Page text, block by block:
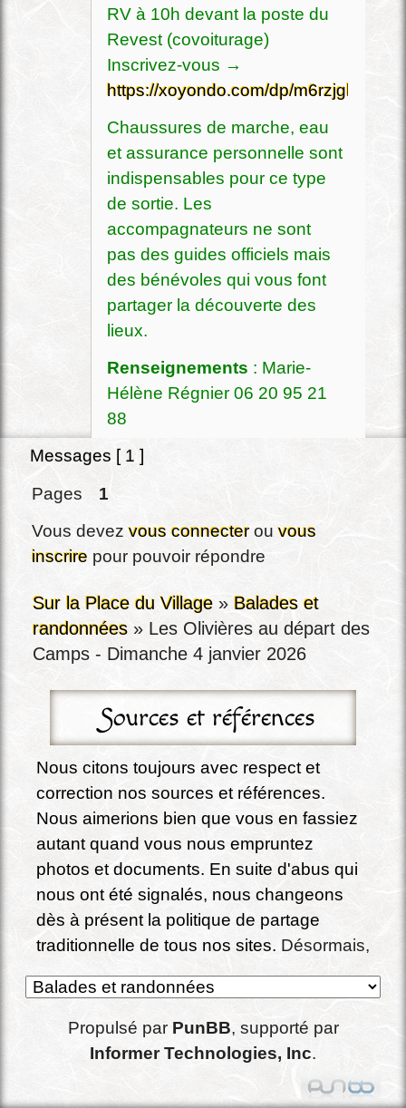
RV à 10h devant la poste du
Revest (covoiturage)
Inscrivez-vous →
https://xoyondo.com/dp/
Chaussures de marche, eau
et assurance personnelle sont
indispensables pour ce type
de sortie. Les
accompagnateurs ne sont
pas des guides officiels mais
des bénévoles qui vous font
partager la découverte des
lieux.
Renseignements : Marie-
Hélène Régnier 06 20 95 21
88
Messages [ 1 ]
Pages
1
Vous devezvous connecterouvous
inscrire pour pouvoir répondre
Sur la Place du Village » Balades et
randonnées » Les Olivières au départ des
Camps - Dimanche 4 janvier 2026
Sources et références
Nous citons toujours avec respect et
correction nos sources et références.
Nous aimerions bien que vous en fassiez
autant quand vous nous empruntez
photos et documents. En suite d'abus qui
nous ont été signalés, nous changeons
dès à présent la politique de partage
traditionnelle de tous nos sites. Désormais,
sauf exception expressément signalée,
tous nos écrits, documents, photos et
conception de site sont partagés sous la
licence Creative commons :
conditions
Propulsé par PunBB, supporté par
Informer Technologies, Inc.